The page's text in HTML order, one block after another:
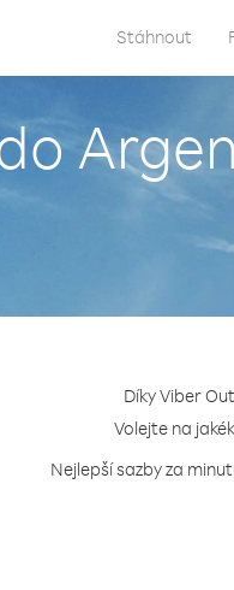
Stáhnout
Díky Viber
Volejte na
Nejlepší sazby za